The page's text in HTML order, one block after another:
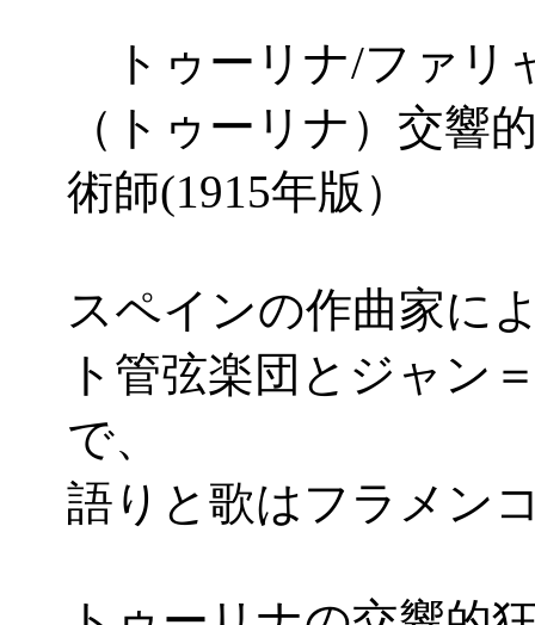
トゥーリナ/ファリ
（トゥーリナ）交響
術師(1915年版）
スペインの作曲家に
ト管弦楽団とジャン
で、
語りと歌はフラメン